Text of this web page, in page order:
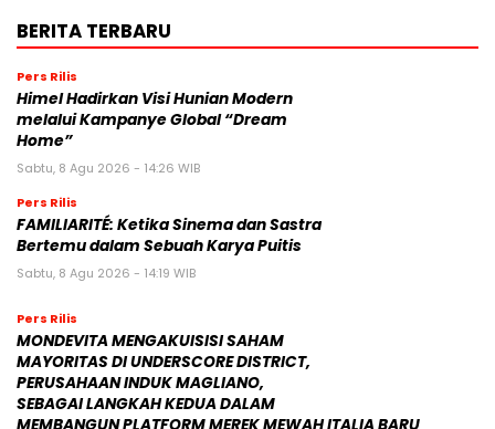
BERITA TERBARU
Pers Rilis
Himel Hadirkan Visi Hunian Modern
melalui Kampanye Global “Dream
Home”
Sabtu, 8 Agu 2026 - 14:26 WIB
Pers Rilis
FAMILIARITÉ: Ketika Sinema dan Sastra
Bertemu dalam Sebuah Karya Puitis
Sabtu, 8 Agu 2026 - 14:19 WIB
Pers Rilis
MONDEVITA MENGAKUISISI SAHAM
MAYORITAS DI UNDERSCORE DISTRICT,
PERUSAHAAN INDUK MAGLIANO,
SEBAGAI LANGKAH KEDUA DALAM